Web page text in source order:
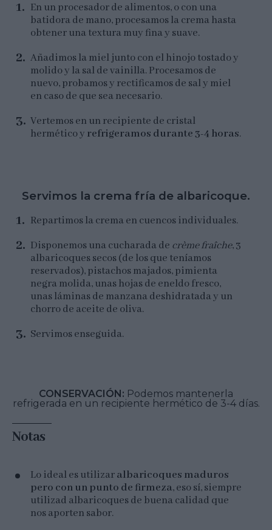
En un procesador de alimentos, o con una
batidora de mano, procesamos la crema hasta
obtener una textura muy fina y suave.
Añadimos la miel junto con el hinojo tostado y
molido y la sal de vainilla. Procesamos de
nuevo, probamos y rectificamos de sal y miel
en caso de que sea necesario.
Vertemos en un recipiente de cristal
hermético y refrigeramos durante 3-4 horas.
Servimos la crema fría de albaricoque.
Repartimos la crema en cuencos individuales.
Disponemos una cucharada de crème fraîche, 3
albaricoques secos (de los que teníamos
reservados), pistachos majados, pimienta
negra molida, unas hojas de eneldo fresco,
unas láminas de manzana deshidratada y un
chorro de aceite de oliva.
Servimos enseguida.
CONSERVACIÓN: Podemos mantenerla
refrigerada en un recipiente hermético de 3-4 días.
Notas
Lo ideal es utilizaralbaricoques maduros
pero con un punto de firmeza, eso sí, siempre
utilizad albaricoques de buena calidad que
nos aporten sabor.